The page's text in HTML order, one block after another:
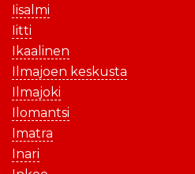
Iisalmi
Iitti
Ikaalinen
Ilmajoen keskusta
Ilmajoki
Ilomantsi
Imatra
Inari